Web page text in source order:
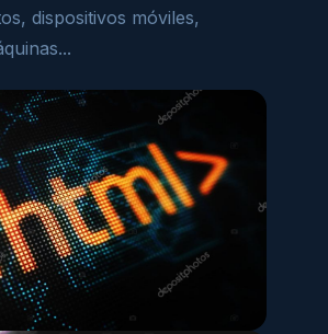
dispositivos móviles,